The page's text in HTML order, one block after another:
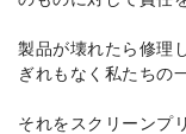
製品が壊れたら修理
ぎれもなく私たちの
それをスクリーンプ